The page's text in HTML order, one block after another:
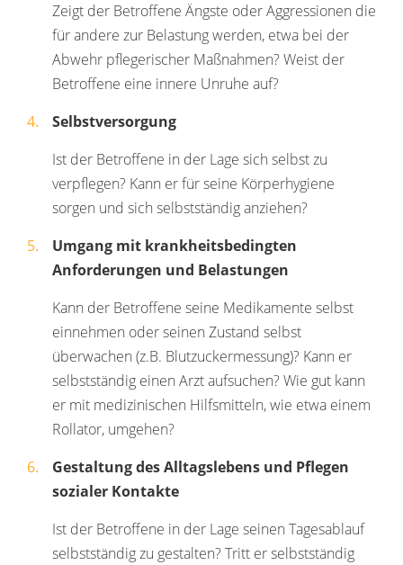
Zeigt der Betroffene Ängste oder Aggressionen die
für andere zur Belastung werden, etwa bei der
Abwehr pflegerischer Maßnahmen? Weist der
Betroffene eine innere Unruhe auf?
Selbstversorgung
Ist der Betroffene in der Lage sich selbst zu
verpflegen? Kann er für seine Körperhygiene
sorgen und sich selbstständig anziehen?
Umgang mit krankheitsbedingten
Anforderungen und Belastungen
Kann der Betroffene seine Medikamente selbst
einnehmen oder seinen Zustand selbst
überwachen (z.B. Blutzuckermessung)? Kann er
selbstständig einen Arzt aufsuchen? Wie gut kann
er mit medizinischen Hilfsmitteln, wie etwa einem
Rollator, umgehen?
Gestaltung des Alltagslebens und Pflegen
sozialer Kontakte
Ist der Betroffene in der Lage seinen Tagesablauf
selbstständig zu gestalten? Tritt er selbstständig